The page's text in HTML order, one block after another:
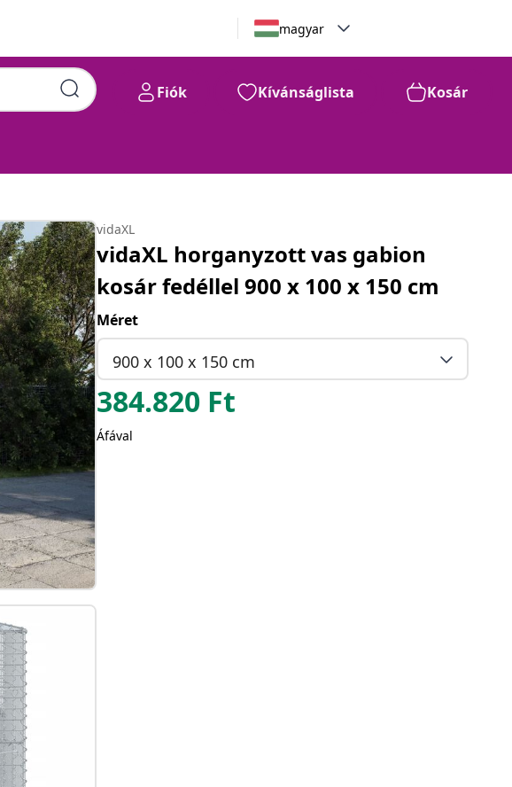
magyar
Fiók Kívánságlista Kosár
vidaXL
vidaXL horganyzott vas gabion
kosár fedéllel 900 x 100 x 150 cm
Méret
900 x 100 x 150 cm
384.820 Ft
Áfával